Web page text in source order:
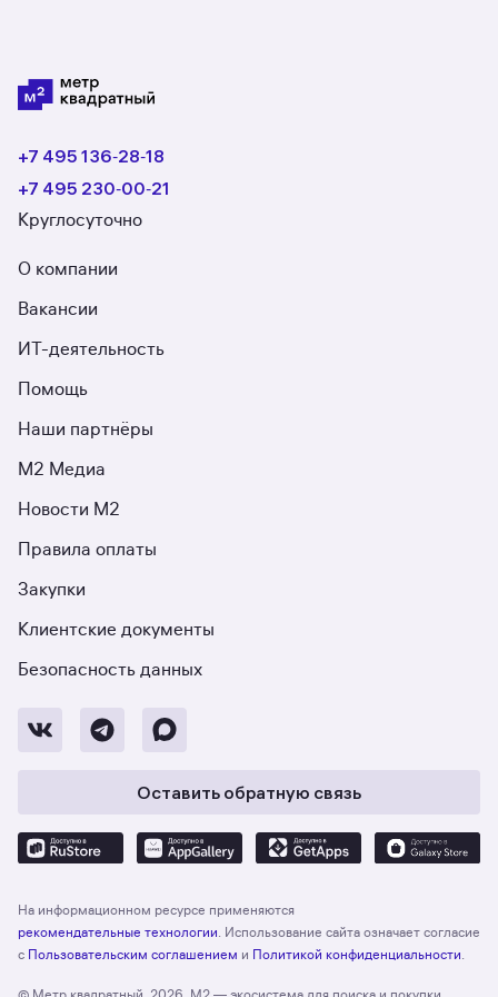
+7 495 136‑28‑18
+7 495 230‑00‑21
Круглосуточно
О компании
Вакансии
ИТ-деятельность
Помощь
Наши партнёры
М2 Медиа
Новости М2
Правила оплаты
Закупки
Клиентские документы
Безопасность данных
Оставить обратную связь
На информационном ресурсе применяются
рекомендательные технологии . Использование сайта означает согласие
с Пользовательским соглашением и Политикой конфиденциальности
© Метр квадратный, 2026. М2 — экосистема для поиска и покупки